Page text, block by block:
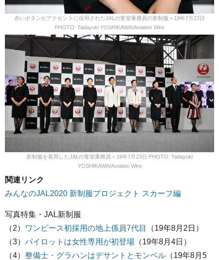
赤いボタンがアクセントに採用されたJALの客室乗務員の新制服＝19年7月23日
PHOTO: Tadayuki YOSHIKAWA/Aviation Wire
新制服を着用したJALの客室乗務員＝19年7月23日 PHOTO: Tadayuki
YOSHIKAWA/Aviation Wire
関連リンク
みんなのJAL2020 新制服プロジェクト スカーフ編
写真特集・JAL新制服
（2）
ワンピース初採用の地上係員7代目
（19年8月2日）
（3） パイロットは女性専用が初登場 （19年8月4日）
（4） 整備士・グラハンはデサントとモンベル （19年8月5